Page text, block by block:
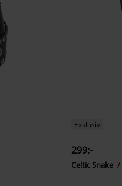
Exklusiv
299:-
Celtic Snake